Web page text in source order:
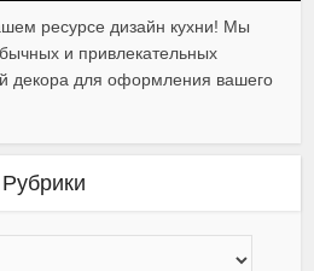
ресурсе дизайн кухни! Мы
и привлекательных
декора для оформления вашего
Рубрики